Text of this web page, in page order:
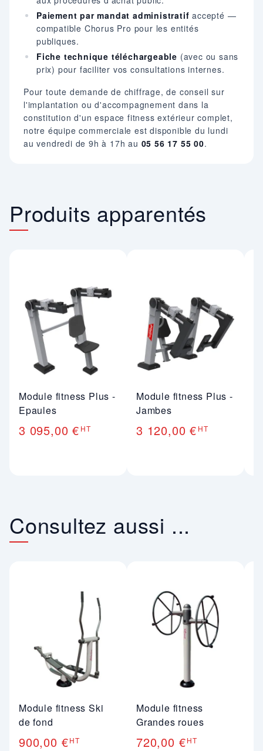
Paiement par mandat administratif accepté —
compatible Chorus Pro pour les entités
publiques.
Fiche technique téléchargeable (avec ou sans
prix) pour faciliter vos consultations internes.
Pour toute demande de chiffrage, de conseil sur
l'implantation ou d'accompagnement dans la
constitution d'un espace fitness extérieur complet,
notre équipe commerciale est disponible du lundi
au vendredi de 9h à 17h au 05 56 17 55 00.
Produits apparentés
Module fitness Plus -
Epaules
3 095,00 € HT
Module fitness Plus -
Jambes
3 120,00 € HT
Consultez aussi ...
Module fitness Ski
de fond
900,00 €HT
Module fitness
Grandes roues
720,00 €HT